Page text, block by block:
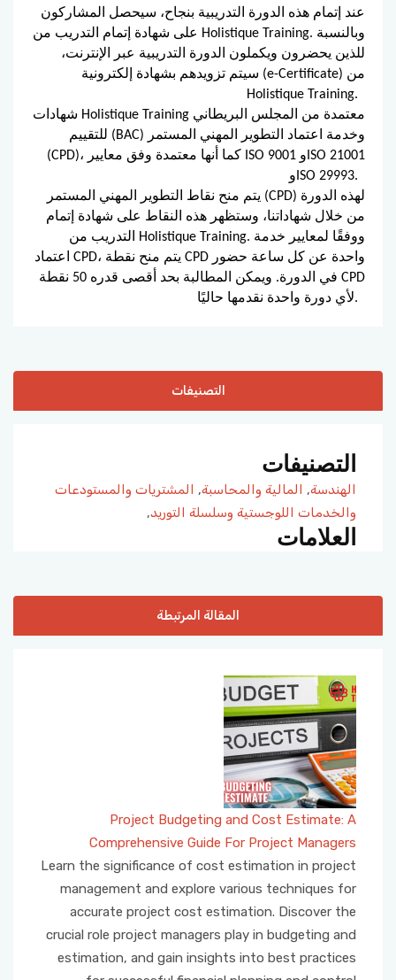
عند إتمام هذه الدورة التدريبية بنجاح، سيحصل المشاركون
على شهادة إتمام التدريب من Holistique Training. وبالنسبة
للذين يحضرون ويكملون الدورة التدريبية عبر الإنترنت،
سيتم تزويدهم بشهادة إلكترونية (e-Certificate) من
Holistique Training.
شهادات Holistique Training معتمدة من المجلس البريطاني
للتقييم (BAC) وخدمة اعتماد التطوير المهني المستمر
(CPD)، كما أنها معتمدة وفق معايير ISO 9001 وISO 21001
وISO 29993.
يتم منح نقاط التطوير المهني المستمر (CPD) لهذه الدورة
من خلال شهاداتنا، وستظهر هذه النقاط على شهادة إتمام
التدريب من Holistique Training. ووفقًا لمعايير خدمة
اعتماد CPD، يتم منح نقطة CPD واحدة عن كل ساعة حضور
في الدورة. ويمكن المطالبة بحد أقصى قدره 50 نقطة CPD
لأي دورة واحدة نقدمها حاليًا.
التصنيفات
التصنيفات
الهندسة, المالية والمحاسبة, المشتريات والمستودعات
والخدمات اللوجستية وسلسلة التوريد,
العلامات
المقالة المرتبطة
Project Budgeting and Cost Estimate: A
Comprehensive Guide For Project Managers
Learn the significance of cost estimation in project
management and explore various techniques for
accurate project cost estimation. Discover the
crucial role project managers play in budgeting and
estimation, and gain insights into best practices